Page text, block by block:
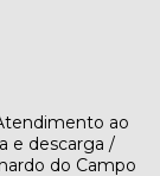
ao
e descarga /
do Campo